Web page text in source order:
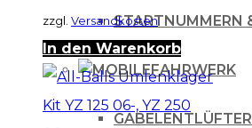
STARTNUMMERN
FAHRWERK
GABELENTLÜFTER
zzgl. Versandkosten
In den Warenkorb